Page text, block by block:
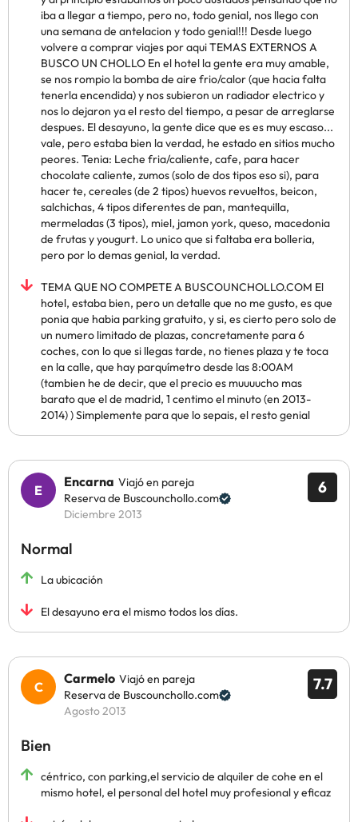
iba a llegar a tiempo, pero no, todo genial, nos llego con
una semana de antelacion y todo genial!!! Desde luego
volvere a comprar viajes por aqui TEMAS EXTERNOS A
BUSCO UN CHOLLO En el hotel la gente era muy amable,
se nos rompio la bomba de aire frio/calor (que hacia falta
tenerla encendida) y nos subieron un radiador electrico y
nos lo dejaron ya el resto del tiempo, a pesar de arreglarse
despues. El desayuno, la gente dice que es es muy escaso...
vale, pero estaba bien la verdad, he estado en sitios mucho
peores. Tenia: Leche fria/caliente, cafe, para hacer
chocolate caliente, zumos (solo de dos tipos eso si), para
hacer te, cereales (de 2 tipos) huevos revueltos, beicon,
salchichas, 4 tipos diferentes de pan, mantequilla,
mermeladas (3 tipos), miel, jamon york, queso, macedonia
de frutas y yougurt. Lo unico que si faltaba era bolleria,
pero por lo demas genial, la verdad.
TEMA QUE NO COMPETE A BUSCOUNCHOLLO.COM El
hotel, estaba bien, pero un detalle que no me gusto, es que
ponia que habia parking gratuito, y si, es cierto pero solo de
un numero limitado de plazas, concretamente para 6
coches, con lo que si llegas tarde, no tienes plaza y te toca
en la calle, que hay parquímetro desde las 8:00AM
(tambien he de decir, que el precio es muuuucho mas
barato que el de madrid, 1 centimo el minuto (en 2013-
2014) ) Simplemente para que lo sepais, el resto genial
6
Encarna Viajó en pareja
Reserva de Buscounchollo.com
Diciembre 2013
Normal
La ubicación
El desayuno era el mismo todos los días.
7.7
Carmelo Viajó en pareja
Reserva de Buscounchollo.com
Agosto 2013
Bien
céntrico, con parking,el servicio de alquiler de cohe en el
mismo hotel, el personal del hotel muy profesional y eficaz